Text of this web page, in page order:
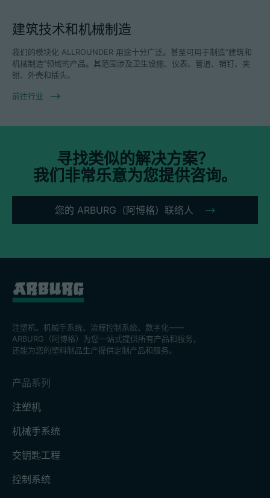
建筑技术和机械制造
我们的模块化 ALLROUNDER 用途十分广泛。甚至可用于制造“建筑和
机械制造”领域的产品。其范围涉及卫生设施、仪表、管道、销钉、夹
钳、外壳和插头。
前往行业
寻找类似的解决方案？
我们非常乐意为您提供咨询。
您的 ARBURG（阿博格）联络人
注塑机、机械手系统、流程控制系統、数字化——
ARBURG（阿博格）为您一站式提供所有产品和服务，
还能为您的塑料制品生产提供定制产品和服务。
产品系列
注塑机
机械手系统
交钥匙工程
控制系统